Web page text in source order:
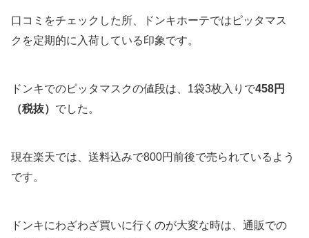
口コミをチェックした所、ドンキホーテではピッタマス
クを定期的に入荷している印象です。
ドンキでのピッタマスクの値段は、1袋3枚入りで458円
（税抜） でした。
現在楽天では、送料込みで800円前後で売られているよう
です。
ドンキにわざわざ買いに行くのが大変な時は、通販での